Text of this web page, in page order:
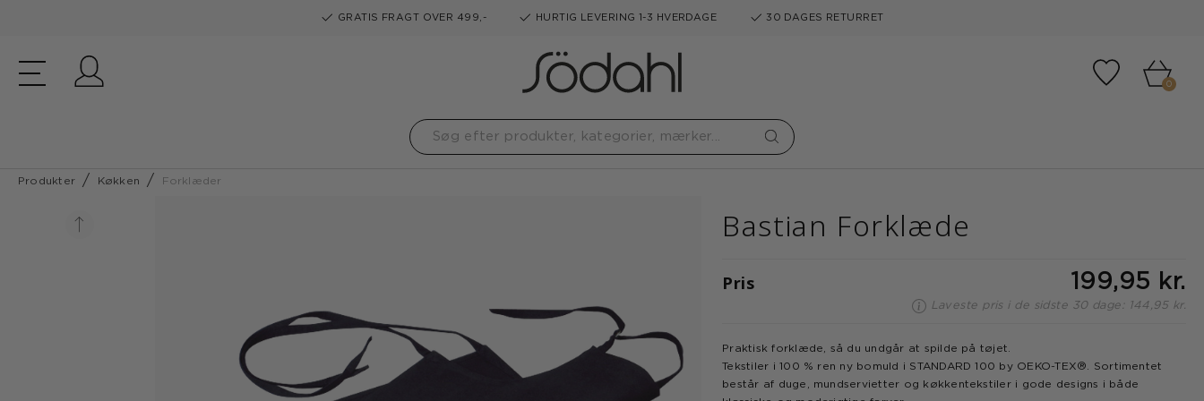
GRATIS FRAGT OVER 499,- HURTIG LEVERING 1-3 HVERDAGE 30 DAGES RETURRET
Tilføj til
0
Produkter Køkken Forklæder
Bastian Forklæde
Pris 199,95 kr.
Laveste pris i de sidste 30 dage: 144,95 kr.
Praktisk forklæde, så du undgår at spilde på tøjet.
Tekstiler i 100 % ren ny bomuld i STANDARD 100 by OEKO-TEX®. Sortimentet
består af duge, mundservietter og køkkentekstiler i gode designs i både